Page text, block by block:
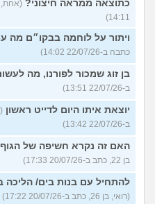
כתוצאה ממראה חיצוני?
14:11)
ויתור על לוחמה בבקו״ם מה
כתבה ב-22/07/26 14:02)
בן זוג שמכור לפורנו, מה
ב-22/07/26 13:51)
יוצאת איתו היום לדייט ראשון
ב-22/07/26 13:42)
האם זה נקרא חשיפה של
בן 22, כתב ב-20/07/26 17:33)
להתחיל עם בנות בים/ הליכה
(רואי, בן 26, כתב ב-20/07/26 17:22)